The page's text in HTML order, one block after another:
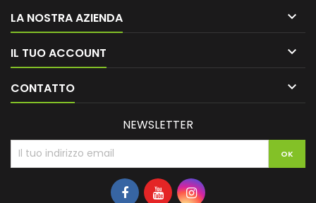
LA NOSTRA AZIENDA 
IL TUO ACCOUNT 
CONTATTO 
NEWSLETTER